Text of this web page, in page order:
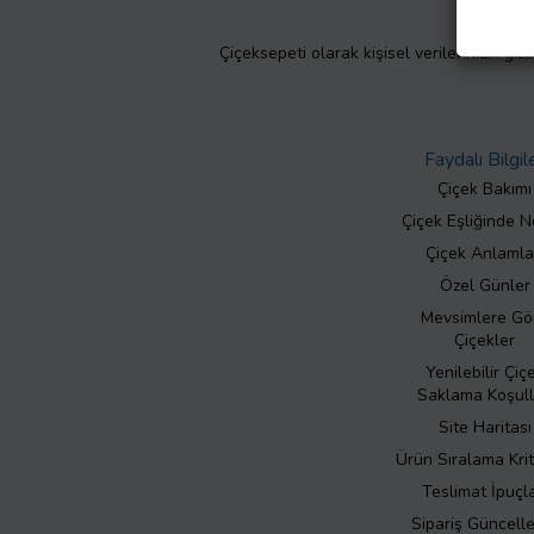
Çiçeksepeti olarak kişisel verilerinizin
Faydalı
Çiçek Bakımı
Çiçek Eşliğinde
Çiçek
Özel Günler
Mevsimlere
Çiçekler
Yenilebilir
Saklama
Site Haritası
Ürün Sıralama
Teslimat
Sipariş